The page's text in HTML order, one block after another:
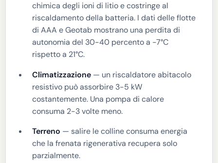
chimica degli ioni di litio e costringe al
riscaldamento della batteria. I dati delle flotte
di AAA e Geotab mostrano una perdita di
autonomia del 30-40 percento a -7°C
rispetto a 21°C.
Climatizzazione — un riscaldatore abitacolo
resistivo può assorbire 3-5 kW
costantemente. Una pompa di calore
consuma 2-3 volte meno.
Terreno — salire le colline consuma energia
che la frenata rigenerativa recupera solo
parzialmente.